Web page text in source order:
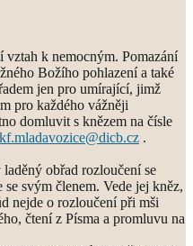
vztah k nemocným. Pomazání
Božího pohlazení a také
jen pro umírající, jimž
pro každého vážněji
domluvit s knězem na čísle
.
laděný obřad rozloučení se
svým členem. Vede jej kněz,
nejde o rozloučení při mši
čtení z Písma a promluvu na